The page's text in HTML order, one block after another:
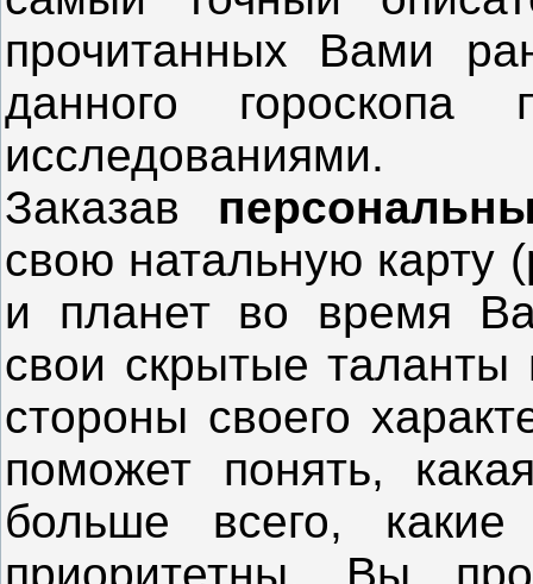
прочитанных Вами
данного гороскопа
исследованиями.
Заказав
свою натальную карту
и планет во время
свои скрытые таланты
стороны своего
поможет понять,
больше всего,
приоритетны. Вы